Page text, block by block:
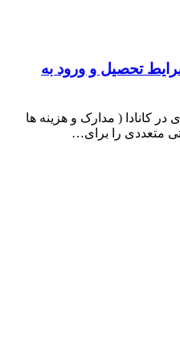
تحصیل و ورود به
کانادا ( مدارک و هزینه ها
متعددی را برای…